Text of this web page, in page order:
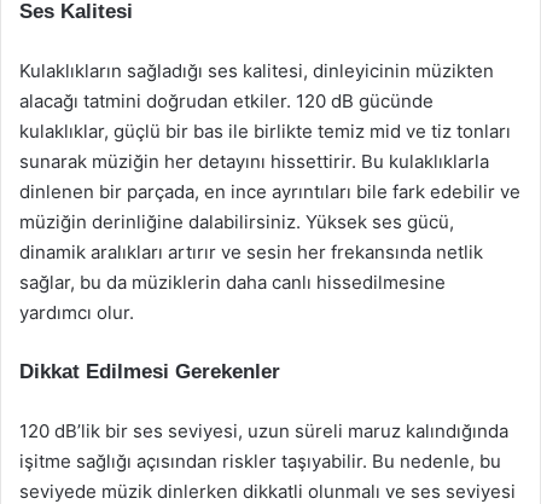
Ses Kalitesi
Kulaklıkların sağladığı ses kalitesi, dinleyicinin müzikten
alacağı tatmini doğrudan etkiler. 120 dB gücünde
kulaklıklar, güçlü bir bas ile birlikte temiz mid ve tiz tonları
sunarak müziğin her detayını hissettirir. Bu kulaklıklarla
dinlenen bir parçada, en ince ayrıntıları bile fark edebilir ve
müziğin derinliğine dalabilirsiniz. Yüksek ses gücü,
dinamik aralıkları artırır ve sesin her frekansında netlik
sağlar, bu da müziklerin daha canlı hissedilmesine
yardımcı olur.
Dikkat Edilmesi Gerekenler
120 dB’lik bir ses seviyesi, uzun süreli maruz kalındığında
işitme sağlığı açısından riskler taşıyabilir. Bu nedenle, bu
seviyede müzik dinlerken dikkatli olunmalı ve ses seviyesi